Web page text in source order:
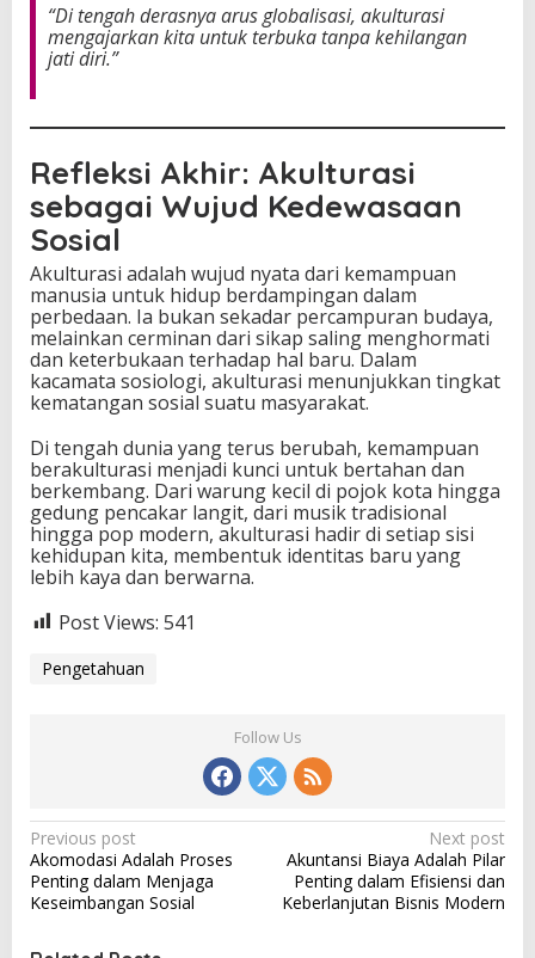
“Di tengah derasnya arus globalisasi, akulturasi
mengajarkan kita untuk terbuka tanpa kehilangan
jati diri.”
Refleksi Akhir: Akulturasi
sebagai Wujud Kedewasaan
Sosial
Akulturasi adalah wujud nyata dari kemampuan
manusia untuk hidup berdampingan dalam
perbedaan. Ia bukan sekadar percampuran budaya,
melainkan cerminan dari sikap saling menghormati
dan keterbukaan terhadap hal baru. Dalam
kacamata sosiologi, akulturasi menunjukkan tingkat
kematangan sosial suatu masyarakat.
Di tengah dunia yang terus berubah, kemampuan
berakulturasi menjadi kunci untuk bertahan dan
berkembang. Dari warung kecil di pojok kota hingga
gedung pencakar langit, dari musik tradisional
hingga pop modern, akulturasi hadir di setiap sisi
kehidupan kita, membentuk identitas baru yang
lebih kaya dan berwarna.
Post Views: 541
Pengetahuan
Follow Us
P
o
s
t
Previous post
Akomodasi Adalah Proses
Penting dalam Menjaga
Keseimbangan Sosial
Next post
Akuntansi Biaya Adalah Pilar
Penting dalam Efisiensi dan
Keberlanjutan Bisnis Modern